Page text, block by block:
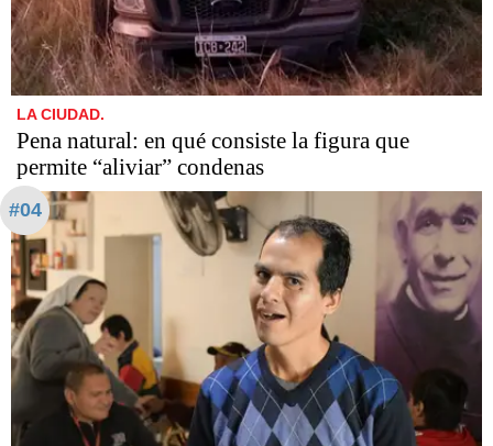
LA CIUDAD.
Pena natural: en qué consiste la figura que
permite “aliviar” condenas
#04